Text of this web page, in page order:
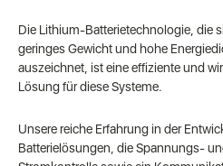
Die Lithium-Batterietechnologie, die
geringes Gewicht und hohe
auszeichnet, ist eine effiziente und
Lösung für diese Systeme.
Unsere reiche Erfahrung in der
Batterielösungen, die Spannungs-